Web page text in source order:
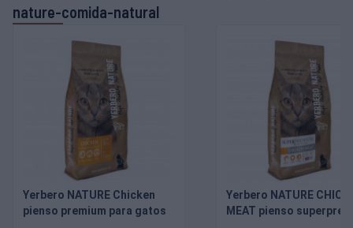
nature-comida-natural
Yerbero NATURE Chicken
pienso premium para gatos
Yerbero NATURE
MEAT pienso